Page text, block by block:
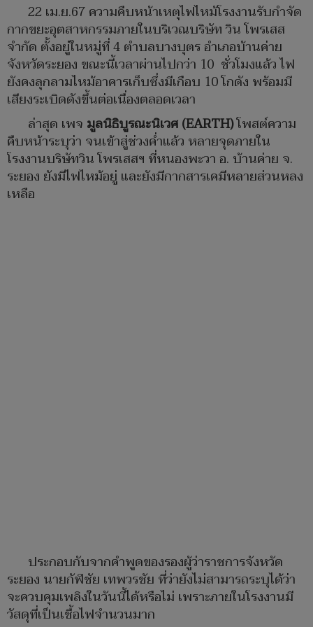
22 เม.ย.67 ความคืบหน้าเหตุไฟไหม้โรงงานรับกำจัด
กากขยะอุตสาหกรรมภายในบริเวณบริษัท วิน โพรเสส
จำกัด ตั้งอยู่ในหมู่ที่ 4 ตำบลบางบุตร อำเภอบ้านค่าย
จังหวัดระยอง ขณะนี้เวลาผ่านไปกว่า 10 ชั่วโมงแล้ว ไฟ
ยังคงลุกลามไหม้อาคารเก็บซึ่งมีเกือบ 10 โกดัง พร้อมมี
เสียงระเบิดดังขึ้นต่อเนื่องตลอดเวลา
ล่าสุด เพจ มูลนิธิบูรณะนิเวศ (EARTH)โพสต์ความ
คืบหน้าระบุว่า จนเข้าสู่ช่วงค่ำแล้ว หลายจุดภายใน
โรงงานบริษัทวิน โพรเสสฯ ที่หนองพะวา อ. บ้านค่าย จ.
ระยอง ยังมีไฟไหม้อยู่ และยังมีกากสารเคมีหลายส่วนหลง
เหลือ
ประกอบกับจากคำพูดของรองผู้ว่าราชการจังหวัด
ระยอง นายกัฬชัย เทพวรชัย ที่ว่ายังไม่สามารถระบุได้ว่า
จะควบคุมเพลิงในวันนี้ได้หรือไม่ เพราะภายในโรงงานมี
วัสดุที่เป็นเชื้อไฟจำนวนมาก